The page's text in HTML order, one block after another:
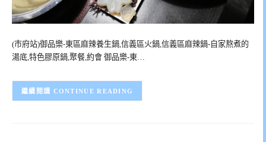
(市府站)御品樂-東區麻辣養生鍋,信義區火鍋,信義區麻辣鍋-自家熬煮的
湯底,特色膠原鍋,聚餐,約會 御品樂-東…
CONTINUE READING